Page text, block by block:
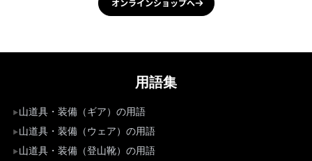
オンラインショップへ
用語集
山道具・装備（ギア）の用語
山道具・装備（ウェア）の用語
山道具・装備（登山靴）の用語